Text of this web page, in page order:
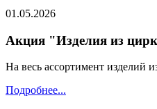
01.05.2026
Акция "Изделия из
На весь ассортимент изделий
Подробнее...